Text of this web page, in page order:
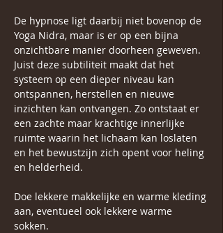
De hypnose ligt daarbij niet bovenop de
Yoga Nidra, maar is er op een bijna
onzichtbare manier doorheen geweven.
Juist deze subtiliteit maakt dat het
systeem op een dieper niveau kan
ontspannen, herstellen en nieuwe
inzichten kan ontvangen. Zo ontstaat er
een zachte maar krachtige innerlijke
ruimte waarin het lichaam kan loslaten
en het bewustzijn zich opent voor heling
en helderheid.
Doe lekkere makkelijke en warme kleding
aan, eventueel ook lekkere warme
sokken.